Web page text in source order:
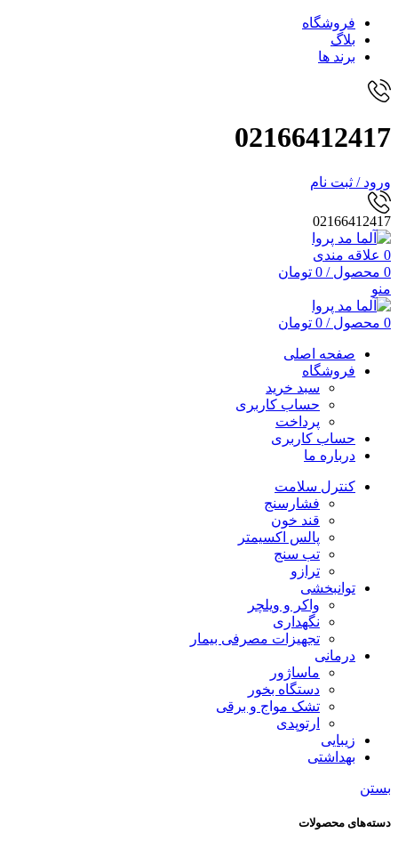
فروشگاه
بلاگ
برند ها
02166412417
ورود / ثبت نام
02166412417
0 علاقه مندی
0 محصول /
0 تومان
منو
0 محصول /
0 تومان
صفحه اصلی
فروشگاه
سبد خرید
حساب کاربری
پرداخت
حساب کاربری
درباره ما
کنترل سلامت
فشارسنج
قند خون
پالس اکسیمتر
تب سنج
ترازو
توانبخشی
واکر و ویلچر
نگهداری
تجهیزات مصرفی بیمار
درمانی
ماساژور
دستگاه بخور
تشک مواج و برقی
ارتوپدی
زیبایی
بهداشتی
بستن
دسته‌های محصولات